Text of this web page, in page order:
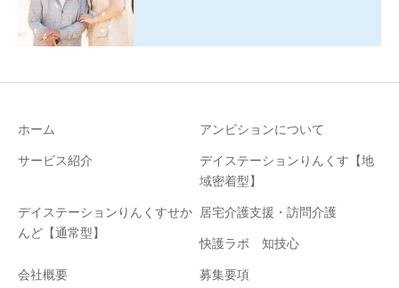
ホーム
アンビションについて
サービス紹介
デイステーションりんくす【地
域密着型】
デイステーションりんくすせか
んど【通常型】
居宅介護支援・訪問介護
快護ラボ 知技心
会社概要
募集要項